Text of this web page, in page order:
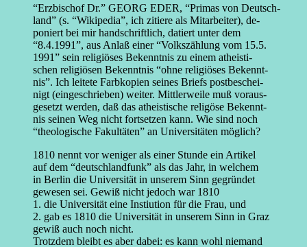
“Erzbischof Dr.” GEORG EDER, “Primas von Deutsch-
land” (s. “Wikipedia”, ich zitiere als Mitarbeiter), de-
poniert bei mir handschriftlich, datiert unter dem
“8.4.1991”, aus Anlaß einer “Volkszählung vom 15.5.
1991” sein religiöses Bekenntnis zu einem atheisti-
schen religiösen Bekenntnis “ohne religiöses Bekennt-
nis”. Ich leitete Farbkopien seines Briefs postbeschei-
nigt (eingeschrieben) weiter. Mittlerweile muß voraus-
gesetzt werden, daß das atheistische religöse Bekennt-
nis seinen Weg nicht fortsetzen kann. Wie sind noch
“theologische Fakultäten” an Universitäten möglich?
1810 nennt vor weniger als einer Stunde ein Artikel
auf dem “deutschlandfunk” als das Jahr, in welchem
in Berlin die Universität in unserem Sinn gegründet
gewesen sei. Gewiß nicht jedoch war 1810
1. die Universität eine Instiution für die Frau, und
2. gab es 1810 die Universität in unserem Sinn in Graz
gewiß auch noch nicht.
Trotzdem bleibt es aber dabei: es kann wohl niemand